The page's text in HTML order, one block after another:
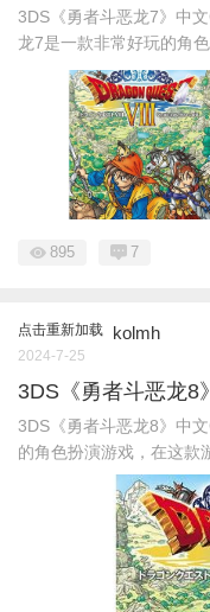
3DS《勇者斗恶龙7》中
龙7是一款非常好玩的角色
895 7
点击重新加载 kolmh
2024-7-25
3DS《勇者斗恶龙8
3DS《勇者斗恶龙8》中
的角色扮演游戏，在这款